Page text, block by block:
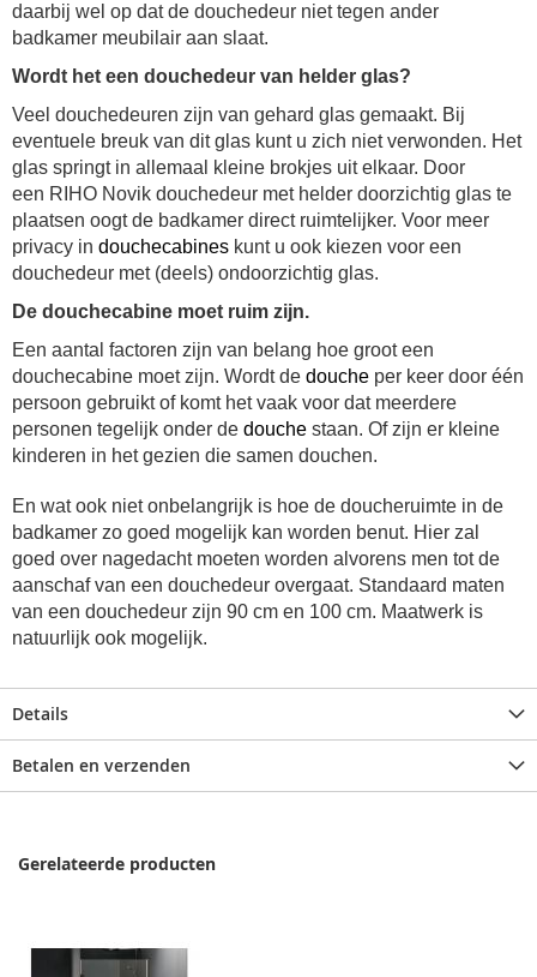
daarbij wel op dat de douchedeur niet tegen ander
badkamer meubilair aan slaat.
Wordt het een douchedeur van helder glas?
Veel douchedeuren zijn van gehard glas gemaakt. Bij
eventuele breuk van dit glas kunt u zich niet verwonden. Het
glas springt in allemaal kleine brokjes uit elkaar. Door
een RIHO Novik douchedeur met helder doorzichtig glas te
plaatsen oogt de badkamer direct ruimtelijker. Voor meer
privacy in douchecabines kunt u ook kiezen voor een
douchedeur met (deels) ondoorzichtig glas.
De douchecabine moet ruim zijn.
Een aantal factoren zijn van belang hoe groot een
douchecabine moet zijn. Wordt de douche per keer door één
persoon gebruikt of komt het vaak voor dat meerdere
personen tegelijk onder de douche staan. Of zijn er kleine
kinderen in het gezien die samen douchen.
En wat ook niet onbelangrijk is hoe de doucheruimte in de
badkamer zo goed mogelijk kan worden benut. Hier zal
goed over nagedacht moeten worden alvorens men tot de
aanschaf van een douchedeur overgaat. Standaard maten
van een douchedeur zijn 90 cm en 100 cm. Maatwerk is
natuurlijk ook mogelijk.
Details
Betalen en verzenden
Gerelateerde producten